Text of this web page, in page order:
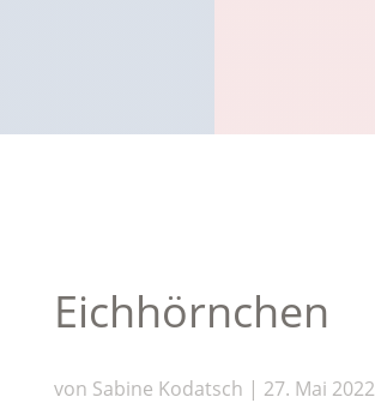
Eichhörnchen
von Sabine Kodatsch | 27. Mai 2022